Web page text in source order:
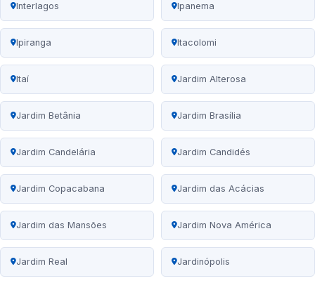
Interlagos Ipanema
Ipiranga Itacolomi
Itaí Jardim Alterosa
Jardim Betânia Jardim Brasília
Jardim Candelária Jardim Candidés
Jardim Copacabana Jardim das Acácias
Jardim das Mansões Jardim Nova América
Jardim Real Jardinópolis